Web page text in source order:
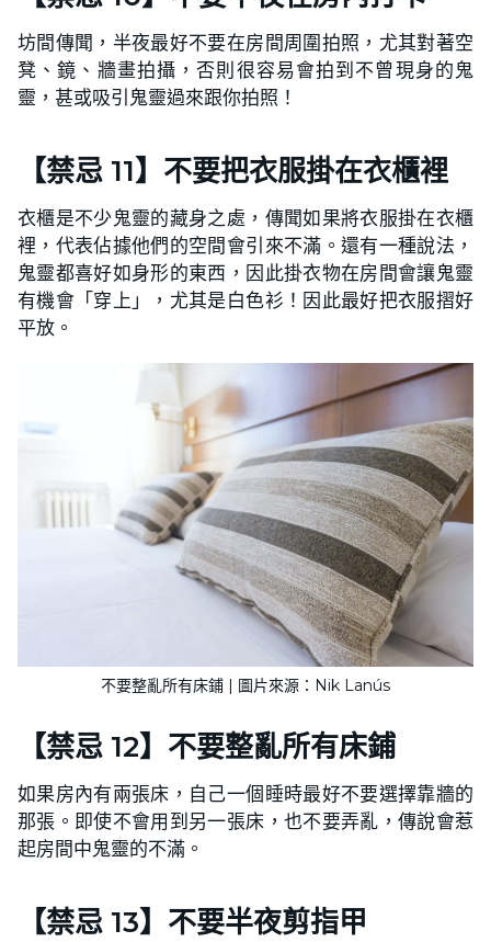
坊間傳聞，半夜最好不要在房間周圍拍照，尤其對著空
凳、鏡、牆畫拍攝，否則很容易會拍到不曾現身的鬼
靈，甚或吸引鬼靈過來跟你拍照！
【禁忌 11】不要把衣服掛在衣櫃裡
衣櫃是不少鬼靈的藏身之處，傳聞如果將衣服掛在衣櫃
裡，代表佔據他們的空間會引來不滿。還有一種說法，
鬼靈都喜好如身形的東西，因此掛衣物在房間會讓鬼靈
有機會「穿上」，尤其是白色衫！因此最好把衣服摺好
平放。
不要整亂所有床鋪 | 圖片來源：Nik Lanús
【禁忌 12】不要整亂所有床鋪
如果房內有兩張床，自己一個睡時最好不要選擇靠牆的
那張。即使不會用到另一張床，也不要弄亂，傳說會惹
起房間中鬼靈的不滿。
【禁忌 13】不要半夜剪指甲